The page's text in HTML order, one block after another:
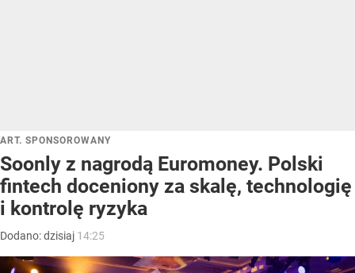
ART. SPONSOROWANY
Soonly z nagrodą Euromoney. Polski
fintech doceniony za skalę, technologię
i kontrolę ryzyka
Dodano:dzisiaj 14:25